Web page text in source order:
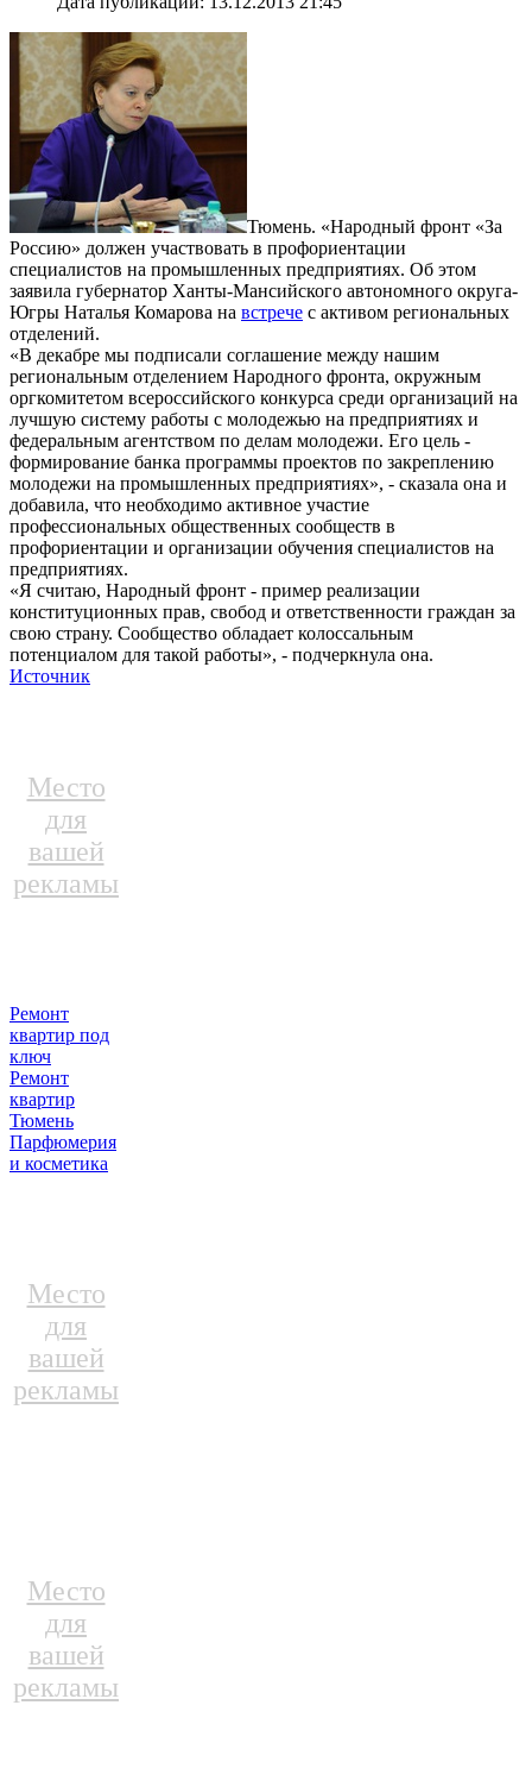
Тюмень. «Народный фронт «За
Россию» должен участвовать в профориентации
специалистов на промышленных предприятиях. Об этом
заявила губернатор Ханты-Мансийского автономного округа-
Югры Наталья Комарова на встрече с активом региональных
отделений.
«В декабре мы подписали соглашение между нашим
региональным отделением Народного фронта, окружным
оргкомитетом всероссийского конкурса среди организаций на
лучшую систему работы с молодежью на предприятиях и
федеральным агентством по делам молодежи. Его цель -
формирование банка программы проектов по закреплению
молодежи на промышленных предприятиях», - сказала она и
добавила, что необходимо активное участие
профессиональных общественных сообществ в
профориентации и организации обучения специалистов на
предприятиях.
«Я считаю, Народный фронт - пример реализации
конституционных прав, свобод и ответственности граждан за
свою страну. Сообщество обладает колоссальным
потенциалом для такой работы», - подчеркнула она.
Источник
Место
для
вашей
рекламы
Ремонт
квартир под
ключ
Ремонт
квартир
Тюмень
Парфюмерия
и косметика
Место
для
вашей
рекламы
Место
для
вашей
рекламы